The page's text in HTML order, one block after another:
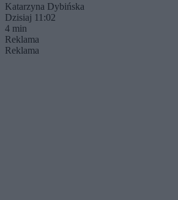
Katarzyna Dybińska
Dzisiaj 11:02
4 min
Reklama
Reklama